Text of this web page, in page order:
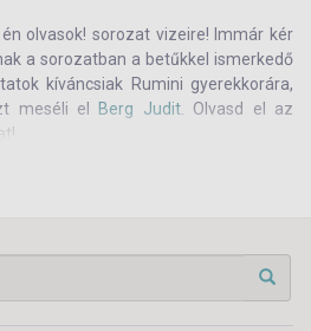
szót. Olvassátok el és merüljetek
olvasok! sorozat vizeire! Immár kér
a sorozatban a betűkkel ismerkedő
kíváncsiak Rumini gyerekkorára,
meséli el Berg Judit. Olvasd el az